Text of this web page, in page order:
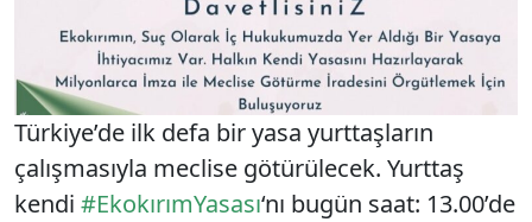
Türkiye’de ilk defa bir yasa yurttaşların
çalışmasıyla meclise götürülecek. Yurttaş
kendi #EkokırımYasası‘nı bugün saat: 13.00’de